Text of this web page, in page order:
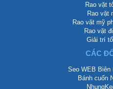
Rao vặt
Rao vặt
Rao vặt mỹ
Rao vặt
Giải trí
CÁC
Seo WEB Biên
Bánh cuốn